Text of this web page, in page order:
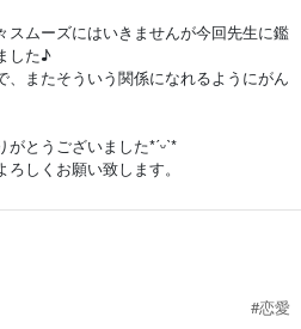
スムーズにはいきませんが今回先生に鑑
した♪
またそういう関係になれるようにがん
とうございました*ˊᵕˋ*
しくお願い致します。
#恋愛